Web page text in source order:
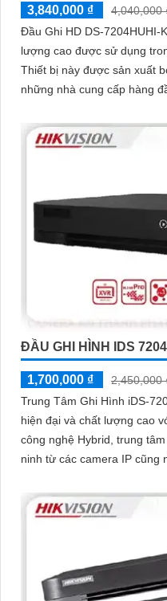
3,840,000 ₫
4,040,000
Đầu Ghi HD DS-7204HUHI-
lượng cao được sử dụng
Thiết bị này được sản xuất
những nhà cung cấp hàng
ĐẦU GHI HÌNH IDS
1,700,000 ₫
2,450,000
Trung Tâm Ghi Hình iDS-
hiện đại và chất lượng cao với
công nghệ Hybrid, trung
ninh từ các camera IP cũng